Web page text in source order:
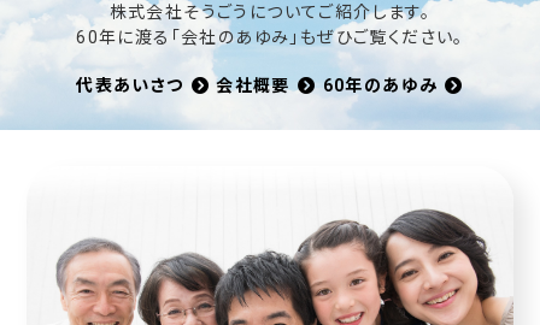
株式会社そうごうについてご紹介します。
60年に渡る「会社のあゆみ」もぜひご覧ください。
代表あいさつ 会社概要 60年のあゆみ